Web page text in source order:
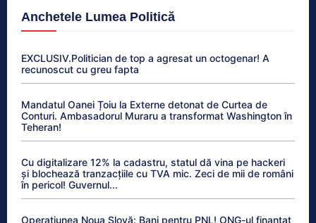
Anchetele Lumea Politică
EXCLUSIV.Politician de top a agresat un octogenar! A
recunoscut cu greu fapta
Mandatul Oanei Țoiu la Externe detonat de Curtea de
Conturi. Ambasadorul Muraru a transformat Washington în
Teheran!
Cu digitalizare 12% la cadastru, statul dă vina pe hackeri
și blochează tranzacțiile cu TVA mic. Zeci de mii de români
în pericol! Guvernul...
Operațiunea Noua Slovă: Bani pentru PNL! ONG-ul finanțat